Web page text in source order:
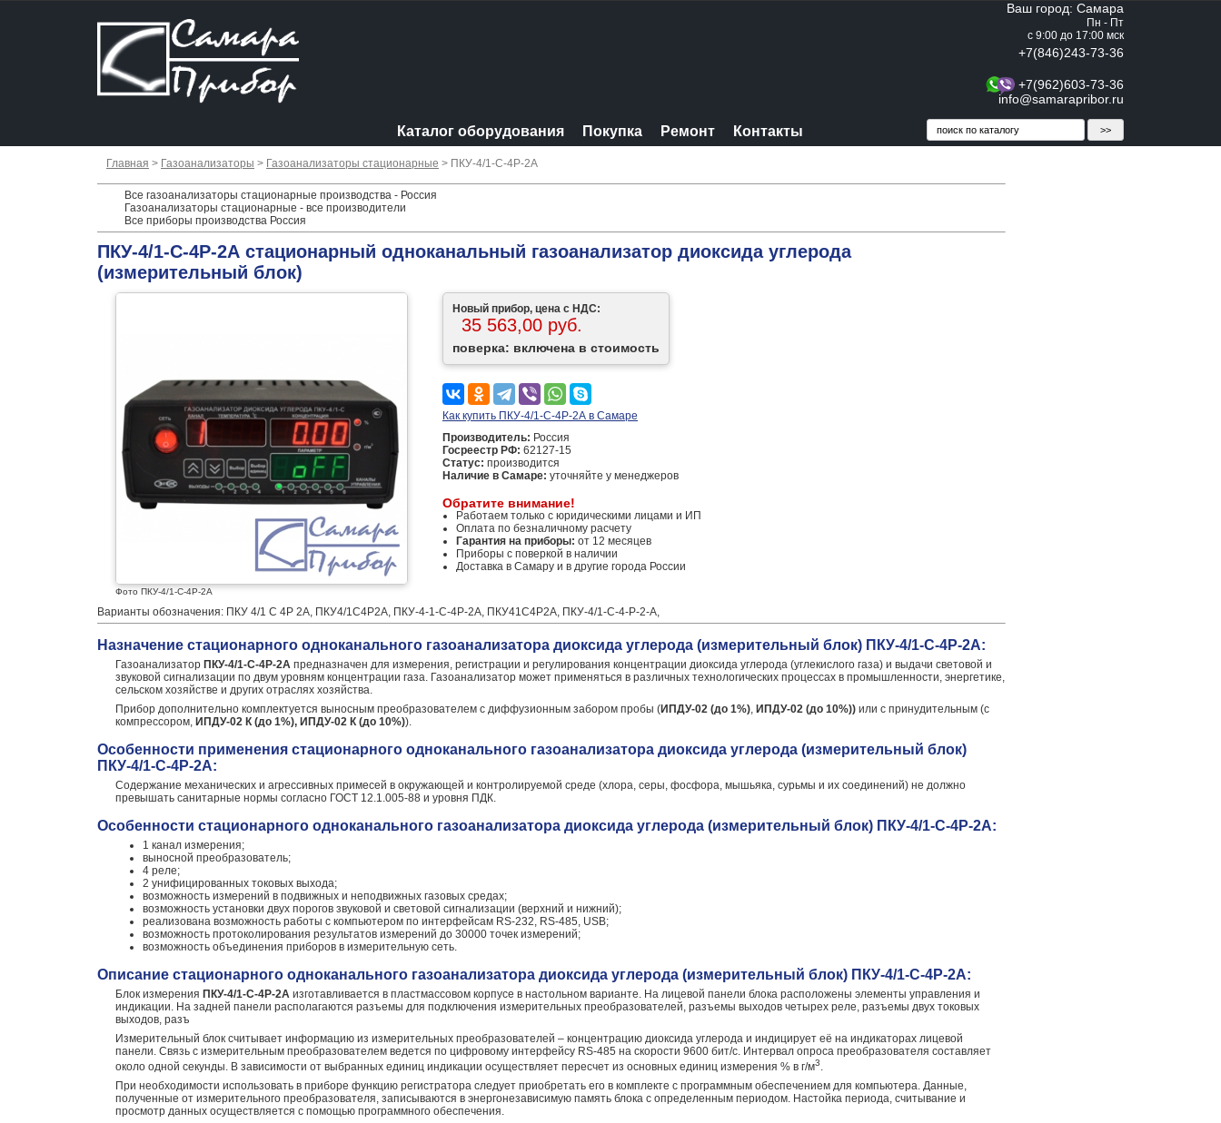
Ваш город: Самара
Пн - Пт
с 9:00 до 17:00 мск
+7(846)243-73-36
+7(962)603-73-36
info@samarapribor.ru
Каталог оборудования Покупка Ремонт Контакты
Главная > Газоанализаторы > Газоанализаторы стационарные > ПКУ-4/1-С-4Р-2А
Все газоанализаторы стационарные производства - Россия
Газоанализаторы стационарные - все производители
Все приборы производства Россия
ПКУ-4/1-С-4Р-2А стационарный одноканальный газоанализатор диоксида углерода
(измерительный блок)
Фото ПКУ-4/1-С-4Р-2А
Новый прибор, цена с НДС:
35 563,00 руб.
поверка: включена в стоимость
Как купить ПКУ-4/1-С-4Р-2А в Самаре
Производитель: Россия
Госреестр РФ: 62127-15
Статус: производится
Наличие в Самаре: уточняйте у менеджеров
Обратите внимание!
Работаем только с юридическими лицами и ИП
Оплата по безналичному расчету
Гарантия на приборы: от 12 месяцев
Приборы с поверкой в наличии
Доставка в Самару и в другие города России
Варианты обозначения: ПКУ 4/1 С 4Р 2А, ПКУ4/1С4Р2А, ПКУ-4-1-С-4Р-2А, ПКУ41С4Р2А, ПКУ-4/1-С-4-Р-2-А,
Назначение стационарного одноканального газоанализатора диоксида углерода (измерительный блок) ПКУ-4/1-С-4Р-2А:
Газоанализатор ПКУ-4/1-С-4Р-2А предназначен для измерения, регистрации и регулирования концентрации диоксида углерода (углекислого газа) и выдачи световой и
звуковой сигнализации по двум уровням концентрации газа. Газоанализатор может применяться в различных технологических процессах в промышленности, энергетике,
сельском хозяйстве и других отраслях хозяйства.
Прибор дополнительно комплектуется выносным преобразователем с диффузионным забором пробы (ИПДУ-02 (до 1%), ИПДУ-02 (до 10%)) или с принудительным (с
компрессором, ИПДУ-02 К (до 1%), ИПДУ-02 К (до 10%)).
Особенности применения стационарного одноканального газоанализатора диоксида углерода (измерительный блок)
ПКУ-4/1-С-4Р-2А:
Содержание механических и агрессивных примесей в окружающей и контролируемой среде (хлора, серы, фосфора, мышьяка, сурьмы и их соединений) не должно
превышать санитарные нормы согласно ГОСТ 12.1.005-88 и уровня ПДК.
Особенности стационарного одноканального газоанализатора диоксида углерода (измерительный блок) ПКУ-4/1-С-4Р-2А:
1 канал измерения;
выносной преобразователь;
4 реле;
2 унифицированных токовых выхода;
возможность измерений в подвижных и неподвижных газовых средах;
возможность установки двух порогов звуковой и световой сигнализации (верхний и нижний);
реализована возможность работы с компьютером по интерфейсам RS-232, RS-485, USB;
возможность протоколирования результатов измерений до 30000 точек измерений;
возможность объединения приборов в измерительную сеть.
Описание стационарного одноканального газоанализатора диоксида углерода (измерительный блок) ПКУ-4/1-С-4Р-2А:
Блок измерения ПКУ-4/1-С-4Р-2А изготавливается в пластмассовом корпусе в настольном варианте. На лицевой панели блока расположены элементы управления и
индикации. На задней панели располагаются разъемы для подключения измерительных преобразователей, разъемы выходов четырех реле, разъемы двух токовых
выходов, разъ
Измерительный блок считывает информацию из измерительных преобразователей – концентрацию диоксида углерода и индицирует её на индикаторах лицевой
панели. Связь с измерительным преобразователем ведется по цифровому интерфейсу RS-485 на скорости 9600 бит/с. Интервал опроса преобразователя составляет
около одной секунды. В зависимости от выбранных единиц индикации осуществляет пересчет из основных единиц измерения % в г/м3.
При необходимости использовать в приборе функцию регистратора следует приобретать его в комплекте с программным обеспечением для компьютера. Данные,
полученные от измерительного преобразователя, записываются в энергонезависимую память блока с определенным периодом. Настойка периода, считывание и
просмотр данных осуществляется с помощью программного обеспечения.